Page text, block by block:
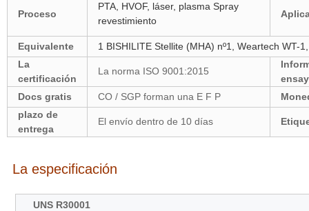
Proceso
PTA, HVOF, láser, plasma Spray
revestimiento
Equivalente
1 BISHILITE Stellite (MHA) nº1, Weartech
La
certificación
La norma ISO 9001:2015
Docs gratis
CO / SGP forman una E F P
plazo de
entrega
El envío dentro de 10 días
La especificación
UNS R30001